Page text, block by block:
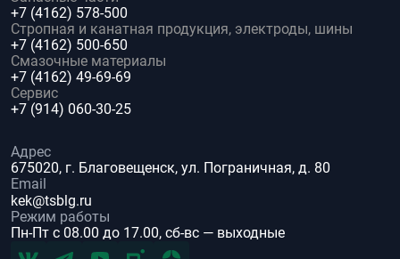
+7 (4162) 578-500
Стропная и канатная продукция, электроды, шины
+7 (4162) 500-650
Смазочные материалы
+7 (4162) 49-69-69
Сервис
+7 (914) 060-30-25
Адрес
675020, г. Благовещенск, ул. Пограничная, д. 80
Email
kek@tsblg.ru
Режим работы
Пн-Пт с 08.00 до 17.00, сб-вс — выходные